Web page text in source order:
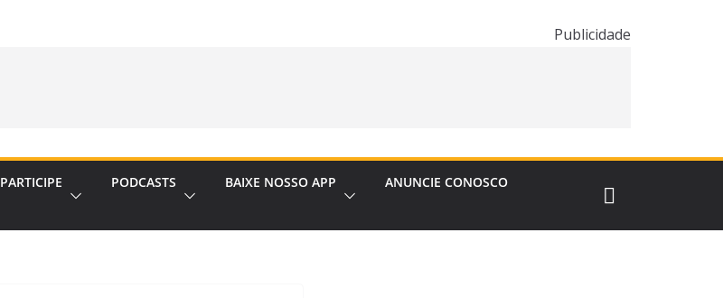
Publicidade
PARTICIPE PODCASTS BAIXE NOSSO APP ANUNCIE CONOSCO